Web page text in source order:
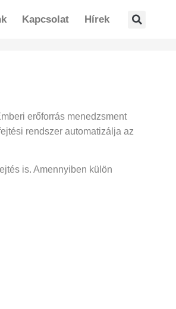
Kapcsolat Hírek
erőforrás menedzsment
rendszer automatizálja az
is. Amennyiben külön